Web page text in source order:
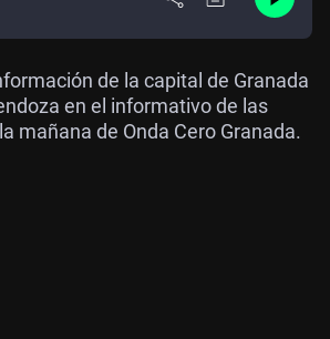
de la capital de Granada
en el informativo de las
mañana de Onda Cero Granada.